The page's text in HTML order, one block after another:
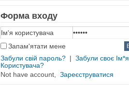
Форма входу
Запам'ятати мене
Забули свій пароль? | Забули своє Ім*я
Користувача?
Not have account, Зареєструватися